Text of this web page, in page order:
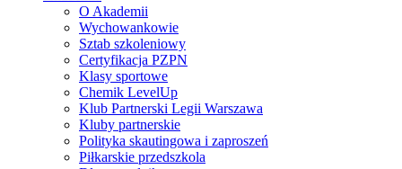
O Akademii
Wychowankowie
Sztab szkoleniowy
Certyfikacja PZPN
Klasy sportowe
Chemik LevelUp
Klub Partnerski Legii Warszawa
Kluby partnerskie
Polityka skautingowa i zaproszeń
Piłkarskie przedszkola